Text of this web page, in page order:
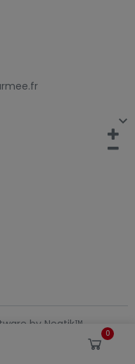
0

by Neatik™